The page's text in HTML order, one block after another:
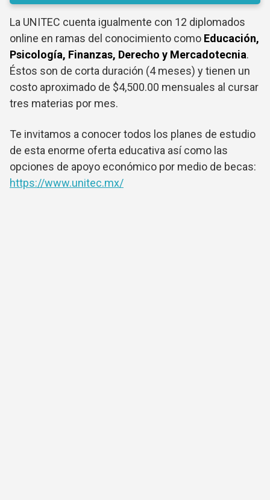
La UNITEC cuenta igualmente con 12 diplomados
online en ramas del conocimiento como Educación,
Psicología, Finanzas, Derecho y Mercadotecnia.
Éstos son de corta duración (4 meses) y tienen un
costo aproximado de $4,500.00 mensuales al cursar
tres materias por mes.
Te invitamos a conocer todos los planes de estudio
de esta enorme oferta educativa así como las
opciones de apoyo económico por medio de becas:
https://www.unitec.mx/